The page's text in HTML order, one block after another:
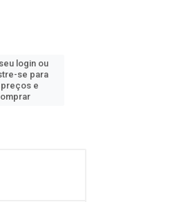
login ou
se para
e